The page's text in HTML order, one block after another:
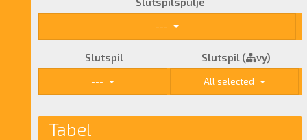
---
Slutspil Slutspil ( vy)
--- All selected
Tabel